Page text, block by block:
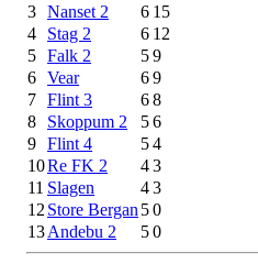
3 Nanset 2 6 15
4
Stag 2 6 12
5 Falk 2 59
6 Vear 69
7 Flint 3 68
8
Skoppum 2 56
9 Flint 4 54
10Re FK 2 43
11 Slagen 43
12 Store Bergan 50
13Andebu 2 50